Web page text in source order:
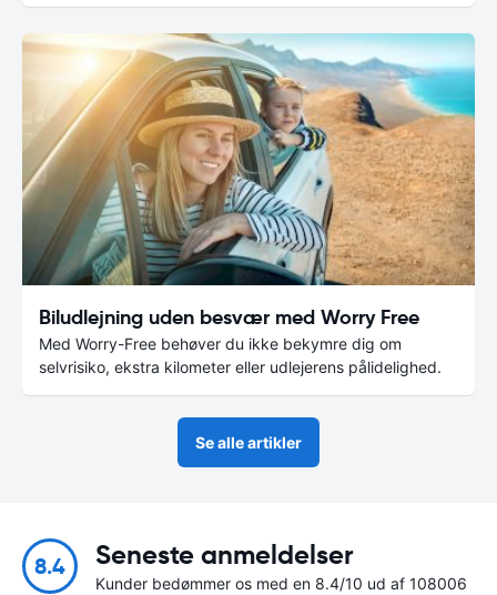
Biludlejning uden besvær med Worry Free
Med Worry-Free behøver du ikke bekymre dig om
selvrisiko, ekstra kilometer eller udlejerens pålidelighed.
Se alle artikler
8.4 Seneste anmeldelser
Kunder bedømmer os med en 8.4/10 ud af 108006